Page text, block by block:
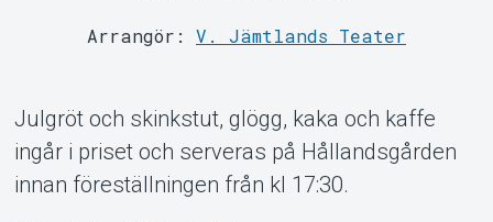
Arrangör: V. Jämtlands Teater
Julgröt och skinkstut, glögg, kaka och kaffe
ingår i priset och serveras på Hållandsgården
innan föreställningen från kl 17:30.